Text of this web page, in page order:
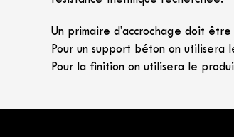
Un primaire d’accrochage doit
Pour un support béton on utilisera
Pour la finition on utilisera le